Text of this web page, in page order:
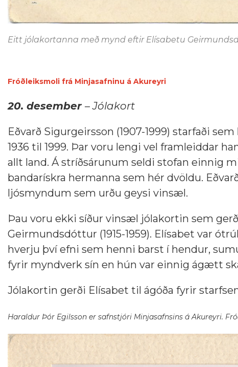
Eitt jólakortanna með mynd eftir Elísabetu
Fróðleiksmoli frá Minjasafninu á Akureyri
20. desember – Jólakort
Eðvarð Sigurgeirsson (1907-1999) starfaði
1936 til 1999. Þar voru lengi vel framleiddar
allt land. Á stríðsárunum seldi stofan einnig
bandarískra hermanna sem hér dvöldu.
ljósmyndum sem urðu geysi vinsæl.
Þau voru ekki síður vinsæl jólakortin sem
Geirmundsdóttur (1915-1959). Elísabet var
hverju því efni sem henni barst í hendur,
fyrir myndverk sín en hún var einnig ágætt
Jólakortin gerði Elísabet til ágóða fyrir
Haraldur Þór Egilsson er safnstjóri Minjasafnsins á Akureyri.